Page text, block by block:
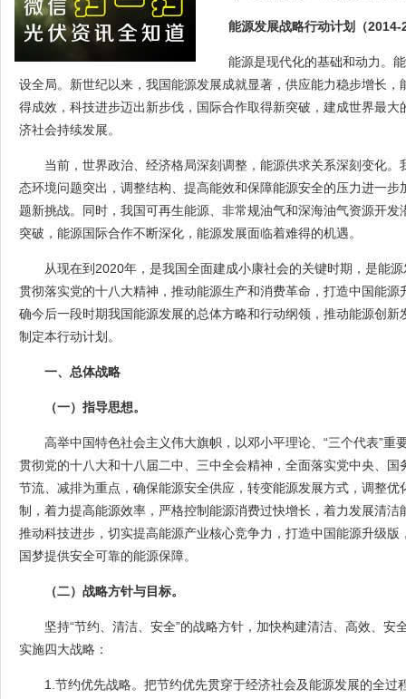
能源发展战略行动计划（2014-
能源是现代化的基础和动力。
设全局。新世纪以来，我国能源发展成就显著，供应能力稳步增长
得成效，科技进步迈出新步伐，国际合作取得新突破，建成世界最
济社会持续发展。
当前，世界政治、经济格局深刻调整，能源供求关系深刻变化
态环境问题突出，调整结构、提高能效和保障能源安全的压力进一
题新挑战。同时，我国可再生能源、非常规油气和深海油气资源开
突破，能源国际合作不断深化，能源发展面临着难得的机遇。
从现在到2020年，是我国全面建成小康社会的关键时期，是能
贯彻落实党的十八大精神，推动能源生产和消费革命，打造中国能
确今后一段时期我国能源发展的总体方略和行动纲领，推动能源创
制定本行动计划。
一、总体战略
（一）指导思想。
高举中国特色社会主义伟大旗帜，以邓小平理论、“三个代表”重
贯彻党的十八大和十八届二中、三中全会精神，全面落实党中央、
节流、减排为重点，确保能源安全供应，转变能源发展方式，调整优
制，着力提高能源效率，严格控制能源消费过快增长，着力发展清
推动科技进步，切实提高能源产业核心竞争力，打造中国能源升级
国梦提供安全可靠的能源保障。
（二）战略方针与目标。
坚持“节约、清洁、安全”的战略方针，加快构建清洁、高效、安
实施四大战略：
1.节约优先战略。把节约优先贯穿于经济社会及能源发展的全过